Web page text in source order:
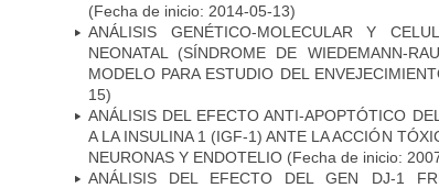
(Fecha de inicio: 2014-05-13)
ANÁLISIS GENÉTICO-MOLECULAR Y
NEONATAL (SÍNDROME DE WIEDEMANN-
MODELO PARA ESTUDIO DEL
15)
ANÁLISIS DEL EFECTO ANTI-APOPTÓTICO
A LA INSULINA 1 (IGF-1) ANTE LA ACCIÓN
NEURONAS Y ENDOTELIO (Fecha de inicio:
ANÁLISIS DEL EFECTO DEL GEN DJ-1